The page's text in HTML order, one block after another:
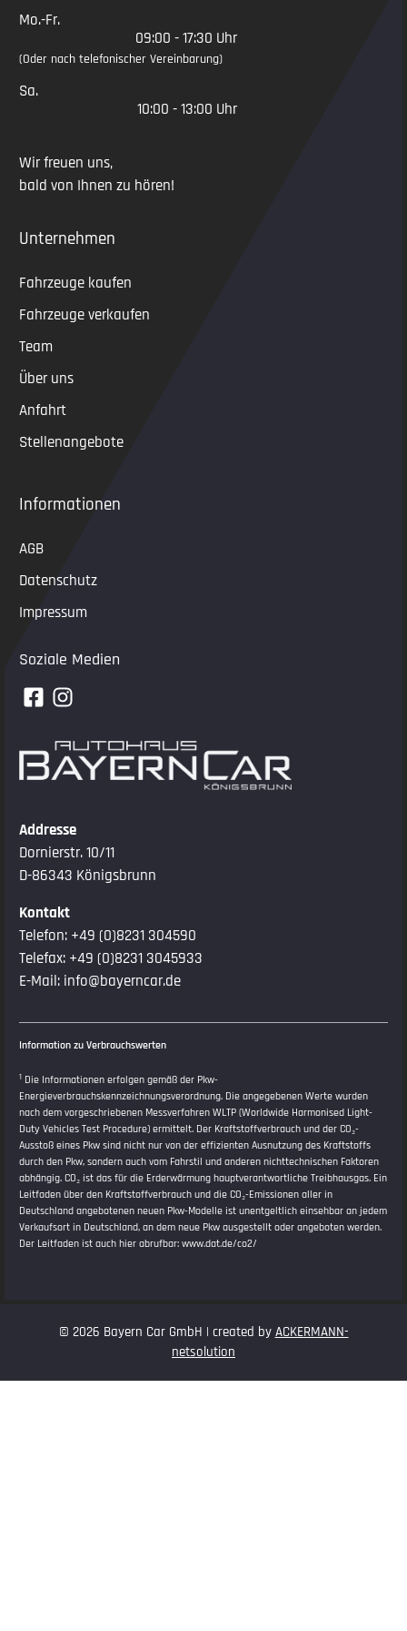
Addresse
Dornierstr. 10/11
D-86343 Königsbrunn
Kontakt
Telefon: +49 (0)8231 304590
Telefax: +49 (0)8231 3045933
E-Mail: info@bayerncar.de
Mo.-Fr.
09:00 - 17:30 Uhr
(Oder nach telefonischer Vereinbarung)
Sa.
10:00 - 13:00 Uhr
Wir freuen uns,
bald von Ihnen zu hören!
Unternehmen
Fahrzeuge kaufen
Fahrzeuge verkaufen
Team
Über uns
Anfahrt
Stellenangebote
Informationen
AGB
Datenschutz
Impressum
Soziale Medien
Information zu Verbrauchswerten
1 Die Informationen erfolgen gemäß der Pkw-
Energieverbrauchskennzeichnungsverordnung. Die angegebenen Werte wurden
nach dem vorgeschriebenen Messverfahren WLTP (Worldwide Harmonised Light-
Duty Vehicles Test Procedure) ermittelt. Der Kraftstoffverbrauch und der CO₂-
Ausstoß eines Pkw sind nicht nur von der effizienten Ausnutzung des Kraftstoffs
durch den Pkw, sondern auch vom Fahrstil und anderen nichttechnischen Faktoren
abhängig. CO₂ ist das für die Erderwärmung hauptverantwortliche Treibhausgas. Ein
Leitfaden über den Kraftstoffverbrauch und die CO₂-Emissionen aller in
Deutschland angebotenen neuen Pkw-Modelle ist unentgeltlich einsehbar an jedem
Verkaufsort in Deutschland, an dem neue Pkw ausgestellt oder angeboten werden.
Der Leitfaden ist auch hier abrufbar: www.dat.de/co2/
© 2026 Bayern Car GmbH | created by ACKERMANN-
netsolution